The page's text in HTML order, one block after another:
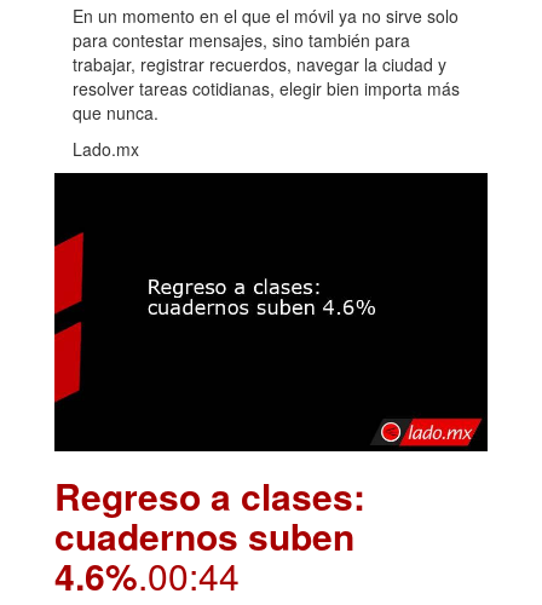
En un momento en el que el móvil ya no sirve solo
para contestar mensajes, sino también para
trabajar, registrar recuerdos, navegar la ciudad y
resolver tareas cotidianas, elegir bien importa más
que nunca.
Lado.mx
Regreso a clases:
cuadernos suben
4.6%.00:44